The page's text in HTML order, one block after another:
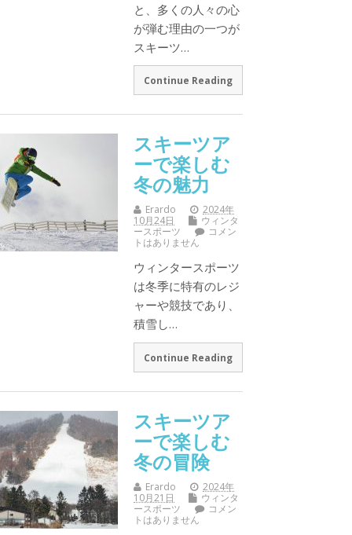
と、多くの人々の心
が弾む理由の一つが
スキーツ…
Continue Reading
スキーツア
ーで楽しむ
冬の魅力
Erardo
2024年
10月24日
ウィンタ
ースポーツ
コメン
トはありません
ウィンタースポーツ
は冬季に特有のレジ
ャーや競技であり、
積雪し…
Continue Reading
スキーツア
ーで楽しむ
冬の冒険
Erardo
2024年
10月21日
ウィンタ
ースポーツ
コメン
トはありません